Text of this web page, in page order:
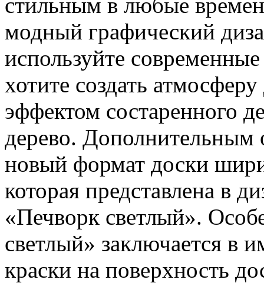
модный графический
используйте
хотите создать
эффектом состаренного
дерево. Дополнительным
новый формат доски
которая представлена в
«Печворк светлый».
светлый» заключается в
краски на поверхность